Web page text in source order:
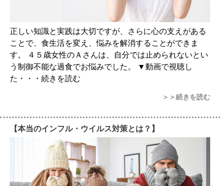
正しい知識と実践は大切ですが、さらに心の支えがある
ことで、食生活を変え、悩みを解消することができま
す。 ４５歳女性のＡさんは、自分では止められないとい
う制御不能な過食でお悩みでした。 ▼動画で視聴し
た・・・続きを読む
＞＞続きを読む
【本当のインフル・ウイルス対策とは？】